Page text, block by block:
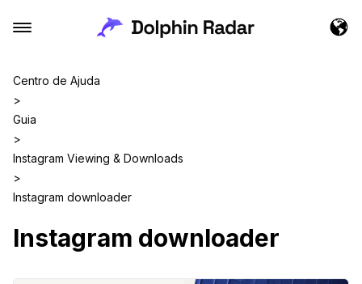
Centro de Ajuda
>
Guia
>
Instagram Viewing & Downloads
>
Instagram downloader
Instagram downloader